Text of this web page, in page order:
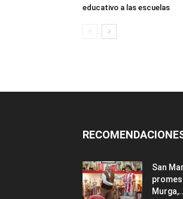
educativo a las escuelas
San